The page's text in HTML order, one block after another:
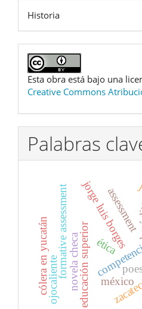
Historia
Esta obra está bajo una
Creative Commons
Palabras
educación superior
jorge luis borges
ética
méxico
novela checa
assessment
formative assessment
ojocaliente
cólera en yucatán